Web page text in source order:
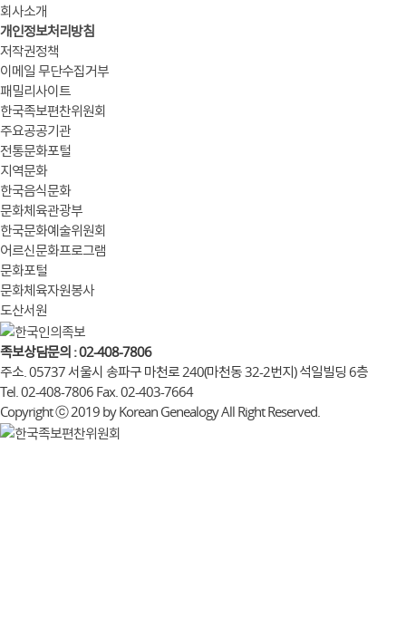
회사소개
개인정보처리방침
저작권정책
이메일 무단수집거부
패밀리사이트
한국족보편찬위원회
주요공공기관
전통문화포털
지역문화
한국음식문화
문화체육관광부
한국문화예술위원회
어르신문화프로그램
문화포털
문화체육자원봉사
도산서원
족보상담문의 : 02-408-7806
주소. 05737 서울시 송파구 마천로 240(마천동 32-2번지) 석일빌딩 6층
Tel. 02-408-7806 Fax. 02-403-7664
Copyright ⓒ 2019 by Korean Genealogy All Right Reserved.